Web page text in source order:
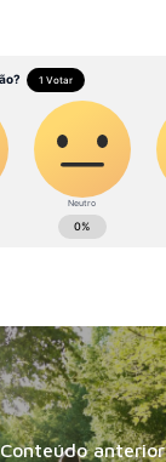
Conteúdo anterior